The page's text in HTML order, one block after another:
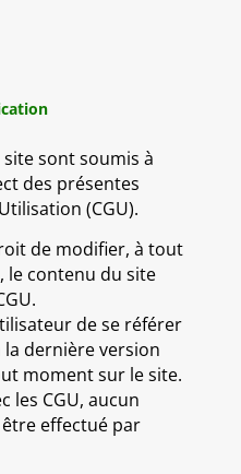
site sont soumis à
des présentes
(CGU).
de modifier, à tout
le contenu du site
de se référer
dernière version
moment sur le site.
les CGU, aucun
effectué par